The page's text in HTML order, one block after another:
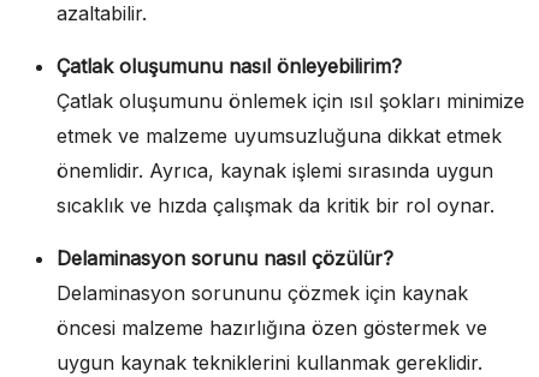
azaltabilir.
Çatlak oluşumunu nasıl önleyebilirim?
Çatlak oluşumunu önlemek için ısıl şokları minimize
etmek ve malzeme uyumsuzluğuna dikkat etmek
önemlidir. Ayrıca, kaynak işlemi sırasında uygun
sıcaklık ve hızda çalışmak da kritik bir rol oynar.
Delaminasyon sorunu nasıl çözülür?
Delaminasyon sorununu çözmek için kaynak
öncesi malzeme hazırlığına özen göstermek ve
uygun kaynak tekniklerini kullanmak gereklidir.